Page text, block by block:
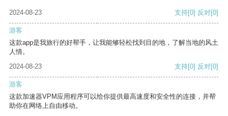
2024-08-23 支持[0] 反对[0]
游客
这款app是我旅行的好帮手，让我能够轻松找到目的地，了解当地的风土
人情。
2024-08-23
支持[0] 反对[0]
游客
这款加速器VPM应用程序可以给你提供最高速度和安全性的连接，并帮
助你在网络上自由移动。